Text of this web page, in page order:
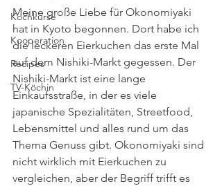
Kochkurse
Kooperation
Recipes
TV-Köchin
Meine große Liebe für Okonomiyaki
hat in Kyoto begonnen. Dort habe ich
die leckeren Eierkuchen das erste Mal
auf dem Nishiki-Markt gegessen. Der
Nishiki-Markt ist eine lange
Einkaufsstraße, in der es viele
japanische Spezialitäten, Streetfood,
Lebensmittel und alles rund um das
Thema Genuss gibt. Okonomiyaki sind
nicht wirklich mit Eierkuchen zu
vergleichen, aber der Begriff trifft es